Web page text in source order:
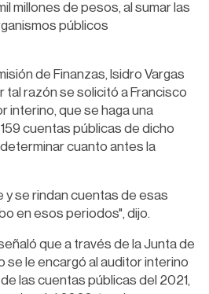
millones de pesos, al sumar las
públicos
de Finanzas, Isidro Vargas
tal razón se solicitó a Francisco
interino, que se haga una
cuentas públicas de dicho
cuanto antes la
se rindan cuentas de esas
en esos periodos", dijo.
que a través de la Junta de
se le encargó al auditor interino
las cuentas públicas del 2021,